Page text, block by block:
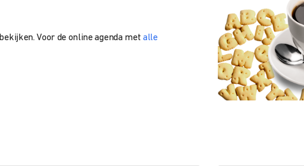
bekijken. Voor de online agenda met alle